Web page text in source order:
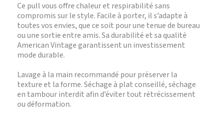
Ce pull vous offre chaleur et respirabilité sans
compromis sur le style. Facile à porter, il s’adapte à
toutes vos envies, que ce soit pour une tenue de bureau
ou une sortie entre amis. Sa durabilité et sa qualité
American Vintage garantissent un investissement
mode durable.
Lavage à la main recommandé pour préserver la
texture et la forme. Séchage à plat conseillé, séchage
en tambour interdit afin d’éviter tout rétrécissement
ou déformation.